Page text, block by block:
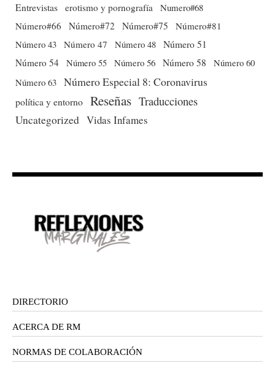
Entrevistas erotismo y pornografía
Numero#68
Número#66
Número#72 Número#75
Número#81
Número 43 Número 47 Número 48 Número 51
Número 54 Número 55 Número 56 Número 58
Número 60
Número 63 Número Especial 8: Coronavirus
política y entorno Reseñas Traducciones
Uncategorized Vidas Infames
DIRECTORIO
ACERCA DE RM
NORMAS DE COLABORACIÓN